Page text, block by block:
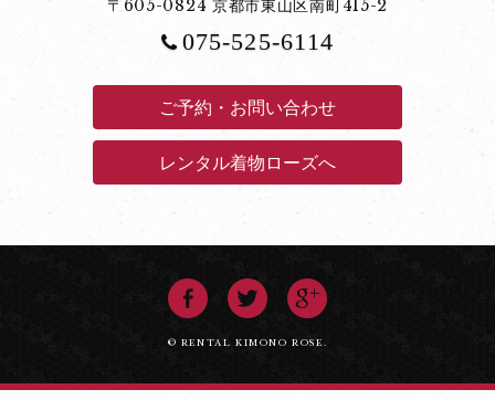
〒605-0824 京都市東山区南町415-2
075-525-6114
ご予約・お問い合わせ
レンタル着物ローズへ
© RENTAL KIMONO ROSE.